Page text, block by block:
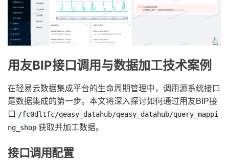
用友BIP接口调用与数据加工技术案例
在轻易云数据集成平台的生命周期管理中，调用源系统接口
是数据集成的第一步。本文将深入探讨如何通过用友BIP接
口 /fc0dltfc/qeasy_datahub/qeasy_datahub/query_mappi
ng_shop 获取并加工数据。
接口调用配置